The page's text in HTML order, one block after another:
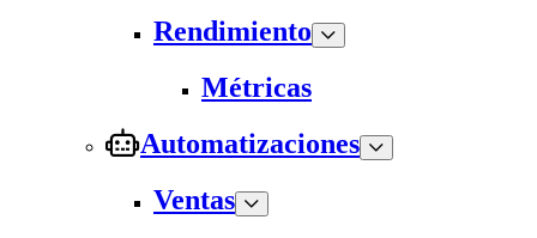
Rendimiento
Métricas
Automatizaciones
Ventas